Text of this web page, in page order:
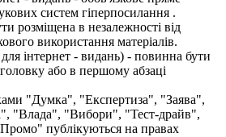
систем гіперпосилання .
розміщена в незалежності від
використання матеріалів.
інтернет - видань) - повинна бути
або в першому абзаці
"Думка", "Експертиза", "Заява",
"Влада", "Вибори", "Тест-драйв",
публікуються на правах